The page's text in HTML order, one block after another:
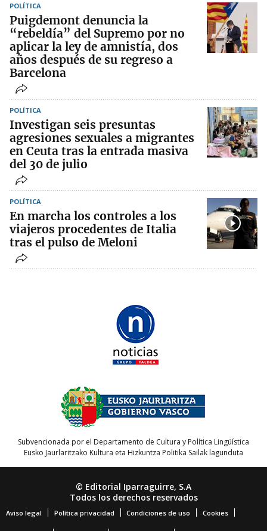
POLÍTICA
Puigdemont denuncia la
“rebeldía” del Supremo por no
aplicar la ley de amnistía, dos
años después de su regreso a
Barcelona
POLÍTICA
Investigan seis presuntas
agresiones sexuales a migrantes
en Ceuta tras la entrada masiva
del 30 de julio
POLÍTICA
En marcha los controles a los
viajeros procedentes de Italia
tras el pulso de Meloni
Subvencionada por el Departamento de Cultura y Política Lingüística
Eusko Jaurlaritzako Kultura eta Hizkuntza Politika Sailak lagunduta
© Editorial Iparraguirre, S.A
Todos los derechos reservados
Aviso legal Política privacidad Condiciones de uso Cookies